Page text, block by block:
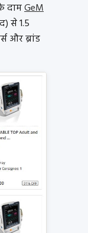
दामGeM
से 1.5
और ब्रांड